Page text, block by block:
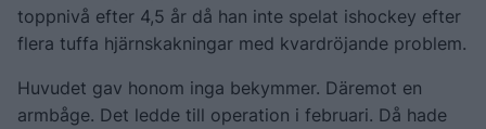
toppnivå efter 4,5 år då han inte spelat ishockey efter
flera tuffa hjärnskakningar med kvardröjande problem.
Huvudet gav honom inga bekymmer. Däremot en
armbåge. Det ledde till operation i februari. Då hade